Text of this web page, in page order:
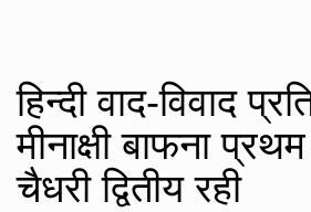
हिन्दी वाद-विवाद
मीनाक्षी बाफना
चैधरी द्वितीय रही